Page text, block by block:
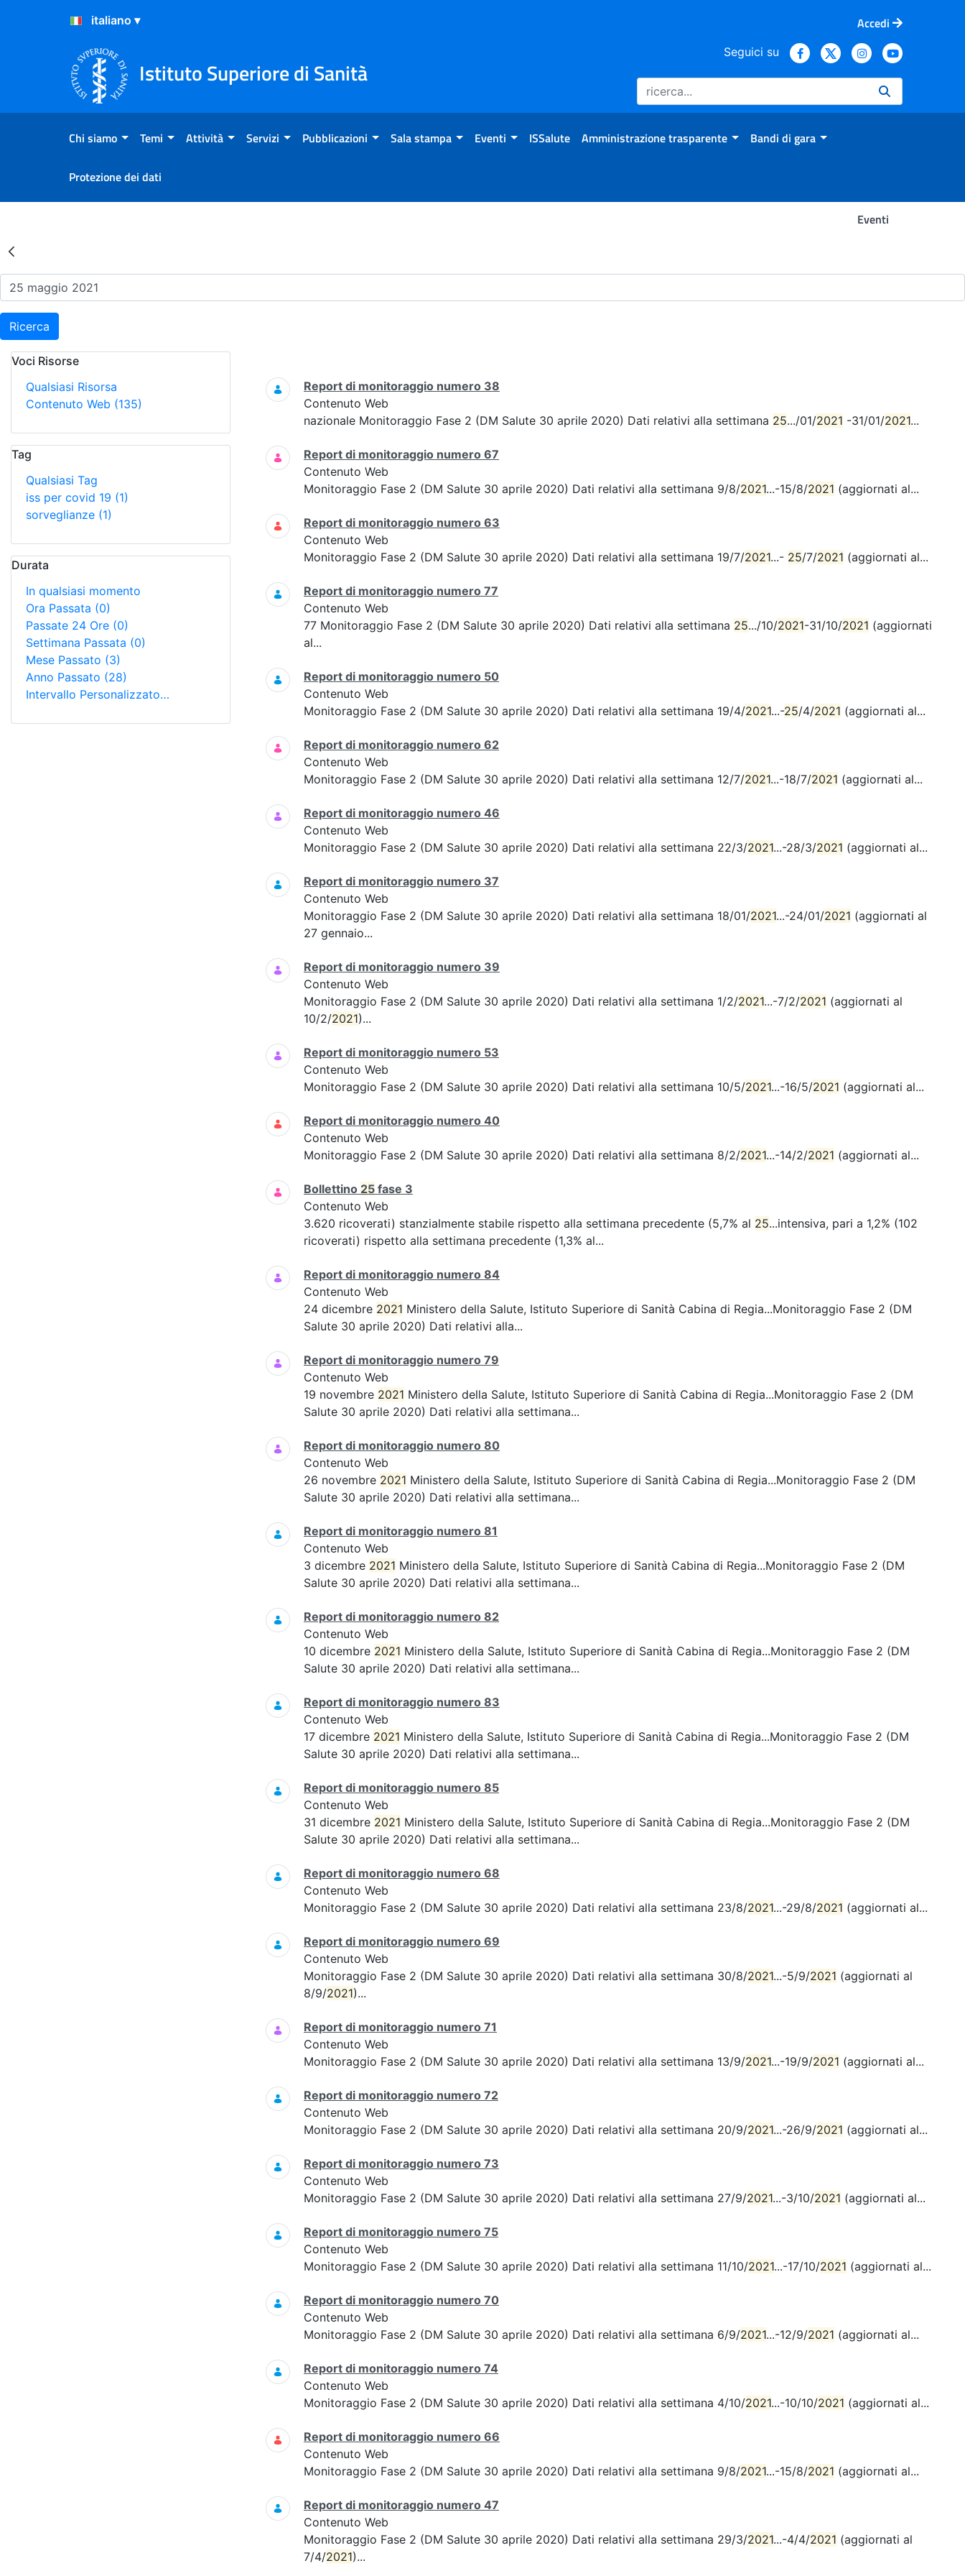
Salta al Contenuto
Salta al Footer
Accedi
Istituto Superiore di Sanità
Seguici su
Chi siamo Temi Attività Servizi Pubblicazioni Sala stampa Eventi ISSalute Amministrazione trasparente Bandi di gara
Protezione dei dati
Eventi
Risultati della Ricerca - Eventi
Ricerca
Voci Risorse
Qualsiasi Risorsa
Contenuto Web (135)
Tag
Qualsiasi Tag
iss per covid 19 (1)
sorveglianze (1)
Durata
In qualsiasi momento
Ora Passata (0)
Passate 24 Ore (0)
Settimana Passata (0)
Mese Passato (3)
Anno Passato (28)
Intervallo Personalizzato…
Ricerca
Report di monitoraggio numero 38
Contenuto Web
nazionale Monitoraggio Fase 2 (DM Salute 30 aprile 2020) Dati relativi alla settimana 25.../01/2021 -31/01/2021...
Report di monitoraggio numero 67
Contenuto Web
Monitoraggio Fase 2 (DM Salute 30 aprile 2020) Dati relativi alla settimana 9/8/2021...-15/8/2021 (aggiornati al...
Report di monitoraggio numero 63
Contenuto Web
Monitoraggio Fase 2 (DM Salute 30 aprile 2020) Dati relativi alla settimana 19/7/2021...- 25/7/2021 (aggiornati al...
Report di monitoraggio numero 77
Contenuto Web
77 Monitoraggio Fase 2 (DM Salute 30 aprile 2020) Dati relativi alla settimana 25.../10/2021-31/10/2021 (aggiornati
al...
Report di monitoraggio numero 50
Contenuto Web
Monitoraggio Fase 2 (DM Salute 30 aprile 2020) Dati relativi alla settimana 19/4/2021...-25/4/2021 (aggiornati al...
Report di monitoraggio numero 62
Contenuto Web
Monitoraggio Fase 2 (DM Salute 30 aprile 2020) Dati relativi alla settimana 12/7/2021...-18/7/2021 (aggiornati al...
Report di monitoraggio numero 46
Contenuto Web
Monitoraggio Fase 2 (DM Salute 30 aprile 2020) Dati relativi alla settimana 22/3/2021...-28/3/2021 (aggiornati al...
Report di monitoraggio numero 37
Contenuto Web
Monitoraggio Fase 2 (DM Salute 30 aprile 2020) Dati relativi alla settimana 18/01/2021...-24/01/2021 (aggiornati al
27 gennaio...
Report di monitoraggio numero 39
Contenuto Web
Monitoraggio Fase 2 (DM Salute 30 aprile 2020) Dati relativi alla settimana 1/2/2021...-7/2/2021 (aggiornati al
10/2/2021)...
Report di monitoraggio numero 53
Contenuto Web
Monitoraggio Fase 2 (DM Salute 30 aprile 2020) Dati relativi alla settimana 10/5/2021...-16/5/2021 (aggiornati al...
Report di monitoraggio numero 40
Contenuto Web
Monitoraggio Fase 2 (DM Salute 30 aprile 2020) Dati relativi alla settimana 8/2/2021...-14/2/2021 (aggiornati al...
Bollettino 25 fase 3
Contenuto Web
3.620 ricoverati) stanzialmente stabile rispetto alla settimana precedente (5,7% al 25...intensiva, pari a 1,2% (102
ricoverati) rispetto alla settimana precedente (1,3% al...
Report di monitoraggio numero 84
Contenuto Web
24 dicembre 2021 Ministero della Salute, Istituto Superiore di Sanità Cabina di Regia...Monitoraggio Fase 2 (DM
Salute 30 aprile 2020) Dati relativi alla...
Report di monitoraggio numero 79
Contenuto Web
19 novembre 2021 Ministero della Salute, Istituto Superiore di Sanità Cabina di Regia...Monitoraggio Fase 2 (DM
Salute 30 aprile 2020) Dati relativi alla settimana...
Report di monitoraggio numero 80
Contenuto Web
26 novembre 2021 Ministero della Salute, Istituto Superiore di Sanità Cabina di Regia...Monitoraggio Fase 2 (DM
Salute 30 aprile 2020) Dati relativi alla settimana...
Report di monitoraggio numero 81
Contenuto Web
3 dicembre 2021 Ministero della Salute, Istituto Superiore di Sanità Cabina di Regia...Monitoraggio Fase 2 (DM
Salute 30 aprile 2020) Dati relativi alla settimana...
Report di monitoraggio numero 82
Contenuto Web
10 dicembre 2021 Ministero della Salute, Istituto Superiore di Sanità Cabina di Regia...Monitoraggio Fase 2 (DM
Salute 30 aprile 2020) Dati relativi alla settimana...
Report di monitoraggio numero 83
Contenuto Web
17 dicembre 2021 Ministero della Salute, Istituto Superiore di Sanità Cabina di Regia...Monitoraggio Fase 2 (DM
Salute 30 aprile 2020) Dati relativi alla settimana...
Report di monitoraggio numero 85
Contenuto Web
31 dicembre 2021 Ministero della Salute, Istituto Superiore di Sanità Cabina di Regia...Monitoraggio Fase 2 (DM
Salute 30 aprile 2020) Dati relativi alla settimana...
Report di monitoraggio numero 68
Contenuto Web
Monitoraggio Fase 2 (DM Salute 30 aprile 2020) Dati relativi alla settimana 23/8/2021...-29/8/2021 (aggiornati al...
Report di monitoraggio numero 69
Contenuto Web
Monitoraggio Fase 2 (DM Salute 30 aprile 2020) Dati relativi alla settimana 30/8/2021...-5/9/2021 (aggiornati al
8/9/2021)...
Report di monitoraggio numero 71
Contenuto Web
Monitoraggio Fase 2 (DM Salute 30 aprile 2020) Dati relativi alla settimana 13/9/2021...-19/9/2021 (aggiornati al...
Report di monitoraggio numero 72
Contenuto Web
Monitoraggio Fase 2 (DM Salute 30 aprile 2020) Dati relativi alla settimana 20/9/2021...-26/9/2021 (aggiornati al...
Report di monitoraggio numero 73
Contenuto Web
Monitoraggio Fase 2 (DM Salute 30 aprile 2020) Dati relativi alla settimana 27/9/2021...-3/10/2021 (aggiornati al...
Report di monitoraggio numero 75
Contenuto Web
Monitoraggio Fase 2 (DM Salute 30 aprile 2020) Dati relativi alla settimana 11/10/2021...-17/10/2021 (aggiornati al...
Report di monitoraggio numero 70
Contenuto Web
Monitoraggio Fase 2 (DM Salute 30 aprile 2020) Dati relativi alla settimana 6/9/2021...-12/9/2021 (aggiornati al...
Report di monitoraggio numero 74
Contenuto Web
Monitoraggio Fase 2 (DM Salute 30 aprile 2020) Dati relativi alla settimana 4/10/2021...-10/10/2021 (aggiornati al...
Report di monitoraggio numero 66
Contenuto Web
Monitoraggio Fase 2 (DM Salute 30 aprile 2020) Dati relativi alla settimana 9/8/2021...-15/8/2021 (aggiornati al...
Report di monitoraggio numero 47
Contenuto Web
Monitoraggio Fase 2 (DM Salute 30 aprile 2020) Dati relativi alla settimana 29/3/2021...-4/4/2021 (aggiornati al
7/4/2021)...